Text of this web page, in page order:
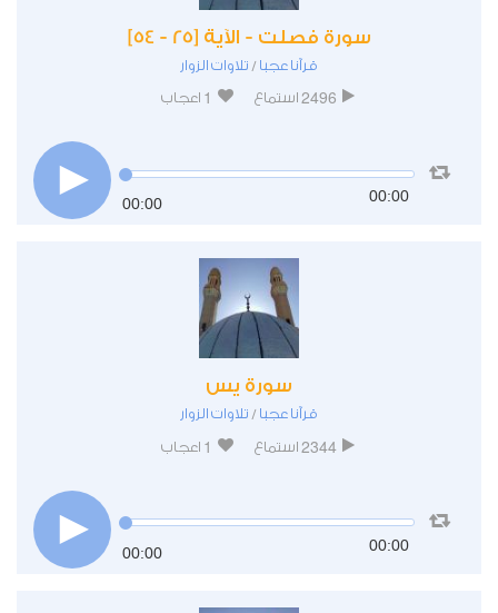
سورة فصلت - الآية [25 - 54]
قرآنا عجبا / تلاوات الزوار
2496 استماع 1 اعجاب
00:00 00:00
سورة يس
قرآنا عجبا / تلاوات الزوار
2344 استماع 1 اعجاب
00:00 00:00